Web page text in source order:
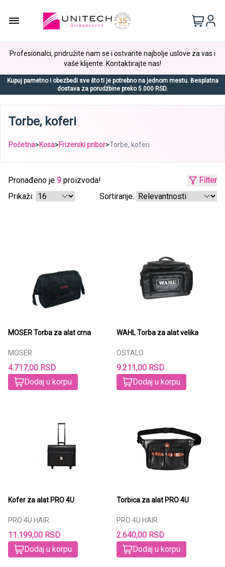
Profesionalci, pridružite nam se i ostvarite najbolje uslove za vas i
vaše klijente. Kontaktirajte nas!
Kupuj pametno i obezbedi sve što ti je potrebno na jednom mestu. Besplatna
dostava za porudžbine preko 5.000 RSD.
Torbe, koferi
Početna>Kosa>Frizerski pribor>Torbe, koferi
Pronađeno je 9 proizvoda!
Filter
Prikaži:
Sortiranje:
MOSER Torba za alat crna
MOSER
4.717,00 RSD
Dodaj u korpu
WAHL Torba za alat velika
OSTALO
9.211,00 RSD
Dodaj u korpu
Kofer za alat PRO 4U
PRO 4U HAIR
11.199,00 RSD
Dodaj u korpu
Torbica za alat PRO 4U
PRO 4U HAIR
2.640,00 RSD
Dodaj u korpu